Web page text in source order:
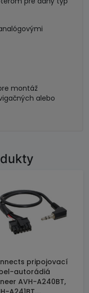
montáž
alebo
pripojovací
autorádiá
AVH-A240BT,